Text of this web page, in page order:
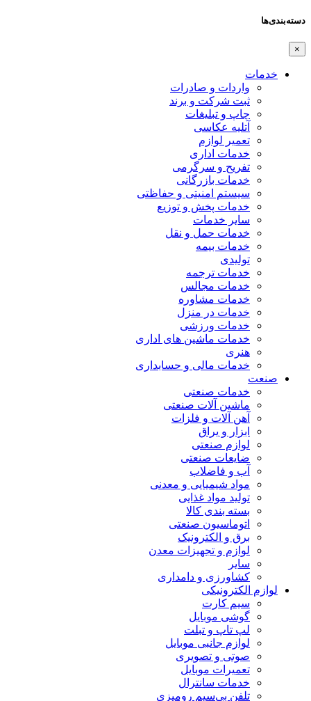
دسته‌بندی‌ها
×
خدمات
واردات و صادرات
ثبت شرکت و برند
چاپ و تبلیغات
آتلیه عکاسی
تعمیر لوازم
خدمات اداری
تفریح و سرگرمی
خدمات بازرگانی
سیستم امنیتی و حفاظتی
خدمات پخش و توزیع
سایر خدمات
خدمات حمل و نقل
خدمات بیمه
تولیدی
خدمات ترجمه
خدمات مجالس
خدمات مشاوره
خدمات در منزل
خدمات ورزشی
خدمات ماشین های اداری
هنری
خدمات مالی و حسابداری
صنعت
خدمات صنعتی
ماشین آلات صنعتی
آهن آلات و فلزات
ابزار و یراق
لوازم صنعتی
ضایعات صنعتی
آب و فاضلاب
مواد شیمیایی و معدنی
تولید مواد غذایی
بسته بندی کالا
اتوماسیون صنعتی
برق و الکترونیک
لوازم و تجهیزات معدن
سایر
کشاورزی و دامداری
لوازم الکترونیکی
سیم کارت
گوشی موبایل
لپ تاپ و تبلت
لوازم جانبی موبایل
صوتی و تصویری
تعمیرات موبایل
خدمات سانترال
تلفن بی‌سیم رومیزی